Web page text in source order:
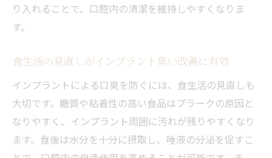
り入れることで、口腔内の清潔を維持しやすくなりま
す。
食生活の見直しがインプラント臭い改善に有効
インプラントによる口臭を防ぐには、食生活の見直しも
大切です。糖質や粘着性の高い食品はプラークの原因と
なりやすく、インプラント周囲に汚れが残りやすくなり
ます。食後は水分を十分に摂取し、唾液の分泌を促すこ